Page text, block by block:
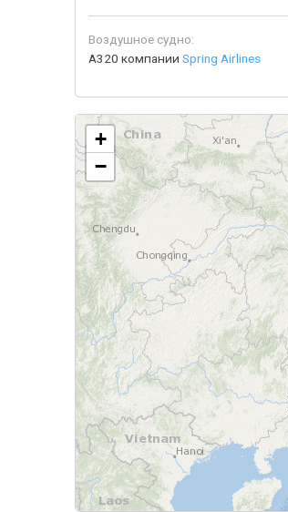
Воздушное судно:
A320 компании Spring Airlines
+
−